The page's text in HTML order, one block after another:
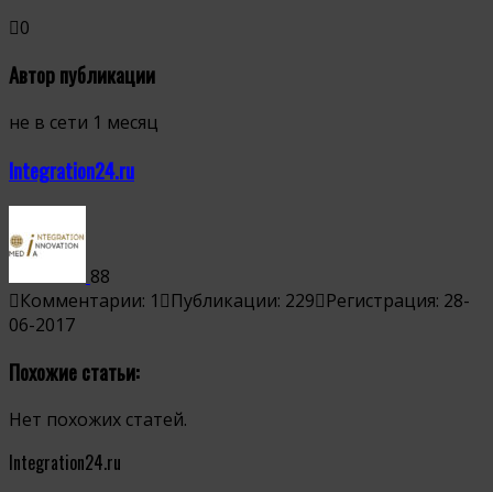
0
Автор публикации
не в сети 1 месяц
Integration24.ru
88
Комментарии: 1
Публикации: 229 Регистрация: 28-
06-2017
Похожие статьи:
Нет похожих статей.
Integration24.ru